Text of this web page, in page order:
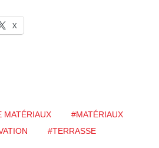
X
MATÉRIAUX
#MATÉRIAUX
#TERRASSE